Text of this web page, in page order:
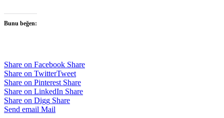
Bunu beğen:
Share on Facebook Share
Share on TwitterTweet
Share on Pinterest Share
Share on LinkedIn Share
Share on Digg Share
Send email Mail